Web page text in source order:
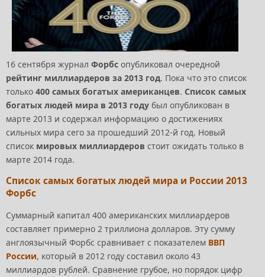
16 сентября журнал Форбс опубликовал очередной
рейтинг миллиардеров за 2013 год. Пока что это список
только 400 самых богатых американцев. Список самых
богатых людей мира в 2013 году был опубликован в
марте 2013 и содержал информацию о достижениях
сильных мира сего за прошедший 2012-й год. Новый
список мировых миллиардеров стоит ожидать только в
марте 2014 года.
Список самых богатых людей мира и России 2013
Форбс
Суммарный капитал 400 американских миллиардеров
составляет примерно 2 триллиона долларов. Эту сумму
англоязычный Форбс сравнивает с показателем ВВП
России, который в 2012 году составил около 43
миллиардов рублей. Сравнение грубое, но порядок цифр